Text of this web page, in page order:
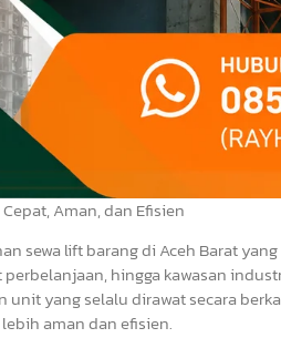
Aman, dan Efisien
sewa lift barang di Aceh Barat
hingga kawasan
yang selalu dirawat secara
aman dan efisien.